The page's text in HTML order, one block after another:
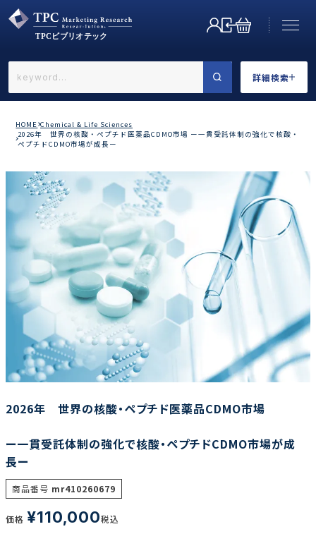
詳細検索
←戻る
業界で選ぶ
カテゴリで選ぶ
調査の種類で選ぶ
HOME Chemical & Life Sciences
2026年 世界の核酸・ペプチド医薬品CDMO市場 ー一貫受託体制の強化で核酸・
ペプチドCDMO市場が成長ー
2026年 世界の核酸・ペプチド医薬品CDMO市場
ー一貫受託体制の強化で核酸・ペプチドCDMO市場が成
長ー
商品番号 mr410260679
価格 ¥110,000税込